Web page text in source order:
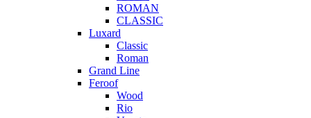
ROMAN
CLASSIC
Luxard
Classic
Roman
Grand Line
Feroof
Wood
Rio